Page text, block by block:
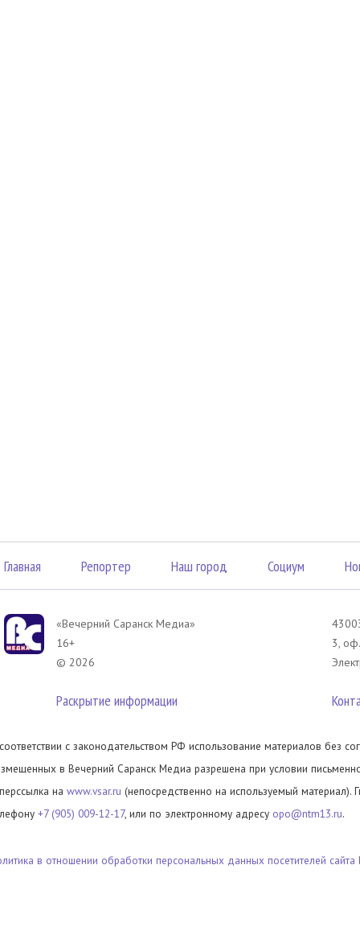
Главная Репортер Наш город Социум
«Вечерний Саранск Mедиа»
16+
© 2026
Раскрытие информации
3,
с законодательством РФ использование материалов без
в Вечерний Саранск Медиа разрешена при условии
на www.vsar.ru (непосредственно на используемый материал).
+7 (905) 009-12-17, или по электронному адресу opo@ntm13.ru.
в отношении обработки персональных данных посетителей